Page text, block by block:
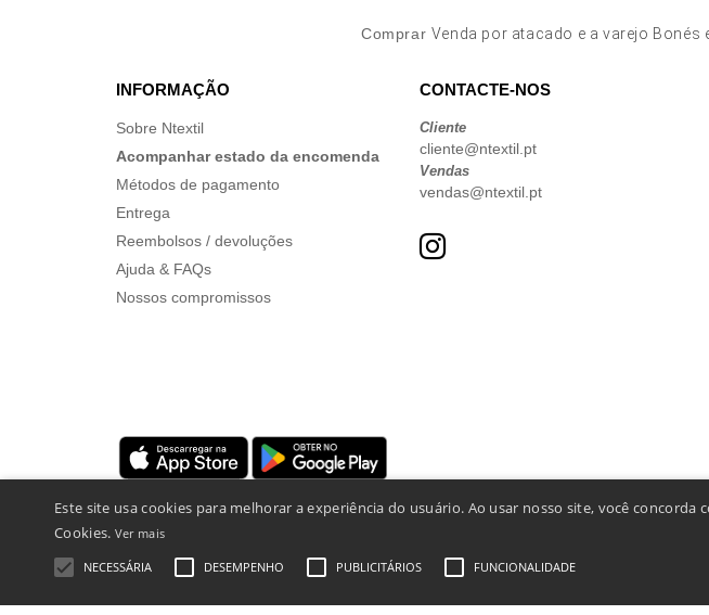
Comprar Venda por atacado e a varejo
INFORMAÇÃO
Sobre Ntextil
Acompanhar estado da encomenda
Métodos de pagamento
Entrega
Reembolsos / devoluções
Ajuda & FAQs
Nossos compromissos
CONTACTE-NOS
Cliente
cliente@ntextil.pt
Vendas
vendas@ntextil.pt
Menções Legais-Política de Privacidade-Condições Gerais De Acesso E Uso
Este site usa cookies para melhorar a experiência do usuário. Ao usar nosso site, você
Cookies. Ver mais
NECESSÁRIA DESEMPENHO PUBLICITÁRIOS FUNCIONALIDADE